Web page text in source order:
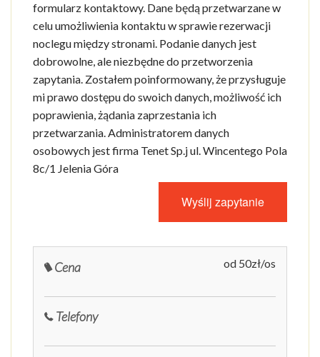
formularz kontaktowy. Dane będą przetwarzane w
celu umożliwienia kontaktu w sprawie rezerwacji
noclegu między stronami. Podanie danych jest
dobrowolne, ale niezbędne do przetworzenia
zapytania. Zostałem poinformowany, że przysługuje
mi prawo dostępu do swoich danych, możliwość ich
poprawienia, żądania zaprzestania ich
przetwarzania. Administratorem danych
osobowych jest firma Tenet Sp.j ul. Wincentego Pola
8c/1 Jelenia Góra
Cena od 50zł/os
Telefony